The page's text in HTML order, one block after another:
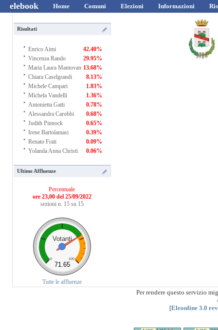
elebook Home Comuni Elezioni Informazioni
Risultati
· Enrico Aimi 42.40%
· Vincenza Rando 29.95%
· Maria Laura Mantovan 13.68%
· Chiara Caselgrandi 8.13%
· Michele Campari 1.83%
· Michela Vandelli 1.36%
· Antonietta Gatti 0.78%
· Alessandra Carobbi 0.68%
· Judith Pinnock 0.65%
· Irene Bartolamasi 0.39%
· Renato Frati 0.09%
· Yolanda Anna Christi 0.06%
Ultime Affluenze
Percentuale
ore 23,00 del 25/09/2022
sezioni n. 15 su 15
Votanti
0 100
71.65
Tutte le affluenze
Per rendere questo servizio
[Eleonline 3.0